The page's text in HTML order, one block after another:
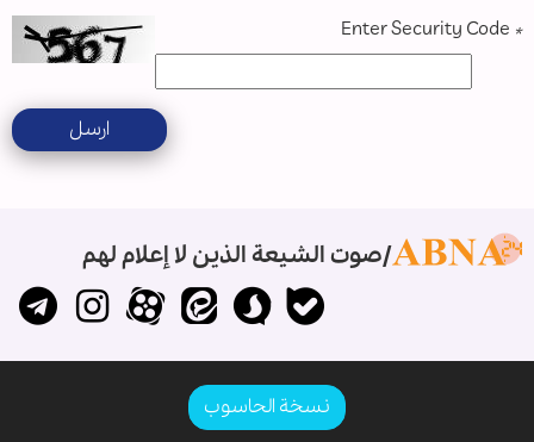
*
ارسل
صوت الشيعة الذين لا إعلام لهم
نسخة الحاسوب